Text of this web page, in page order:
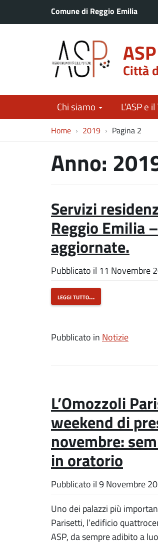
Comune di Reggio Emilia
Città
Chi siamo L’ASP e
Home 2019 Pagina 2
Anno:
Servizi
Reggio Emilia
aggiornate.
Pubblicato il 11 Novembre
leggi tutto…
Pubblicato in Notizie
L’Omozzoli
weekend di
novembre:
in oratorio
Pubblicato il 9 Novembre
Uno dei palazzi più
Parisetti, l’edificio
ASP, da sempre adibito a